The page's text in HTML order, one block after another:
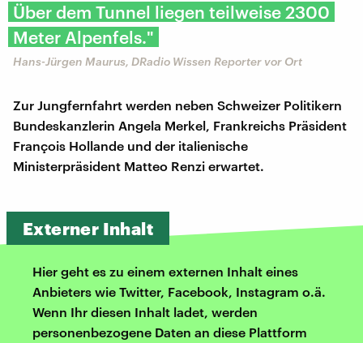
Über dem Tunnel liegen teilweise 2300
Meter Alpenfels."
Hans-Jürgen Maurus, DRadio Wissen Reporter vor Ort
Zur Jungfernfahrt werden neben Schweizer Politikern
Bundeskanzlerin Angela Merkel, Frankreichs Präsident
François Hollande und der italienische
Ministerpräsident Matteo Renzi erwartet.
Externer Inhalt
Hier geht es zu einem externen Inhalt eines
Anbieters wie Twitter, Facebook, Instagram o.ä.
Wenn Ihr diesen Inhalt ladet, werden
personenbezogene Daten an diese Plattform